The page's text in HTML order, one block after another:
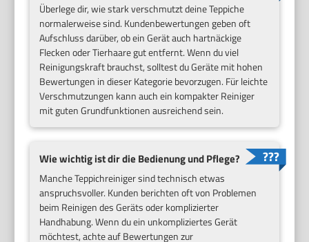
Überlege dir, wie stark verschmutzt deine Teppiche
normalerweise sind. Kundenbewertungen geben oft
Aufschluss darüber, ob ein Gerät auch hartnäckige
Flecken oder Tierhaare gut entfernt. Wenn du viel
Reinigungskraft brauchst, solltest du Geräte mit hohen
Bewertungen in dieser Kategorie bevorzugen. Für leichte
Verschmutzungen kann auch ein kompakter Reiniger
mit guten Grundfunktionen ausreichend sein.
Wie wichtig ist dir die Bedienung und Pflege?
Manche Teppichreiniger sind technisch etwas
anspruchsvoller. Kunden berichten oft von Problemen
beim Reinigen des Geräts oder komplizierter
Handhabung. Wenn du ein unkompliziertes Gerät
möchtest, achte auf Bewertungen zur